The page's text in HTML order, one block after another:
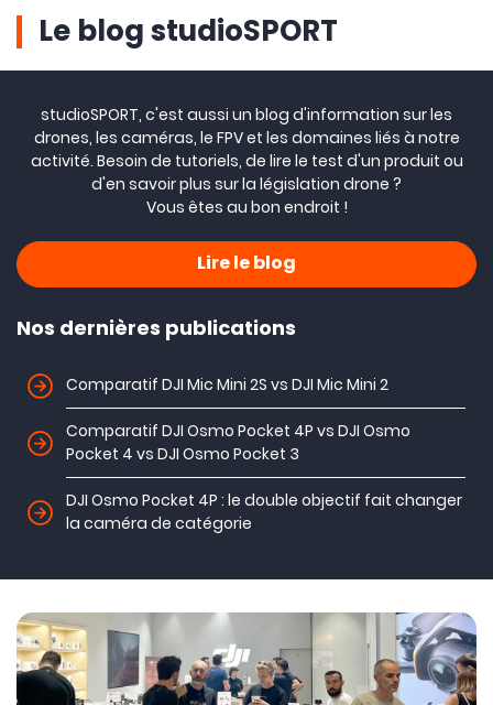
Le blog studioSPORT
studioSPORT, c'est aussi un blog d'information sur les
drones, les caméras, le FPV et les domaines liés à notre
activité. Besoin de tutoriels, de lire le test d'un produit ou
d'en savoir plus sur la législation drone ?
Vous êtes au bon endroit !
Lire le blog
Nos dernières publications
Comparatif DJI Mic Mini 2S vs DJI Mic Mini 2
Comparatif DJI Osmo Pocket 4P vs DJI Osmo
Pocket 4 vs DJI Osmo Pocket 3
DJI Osmo Pocket 4P : le double objectif fait changer
la caméra de catégorie